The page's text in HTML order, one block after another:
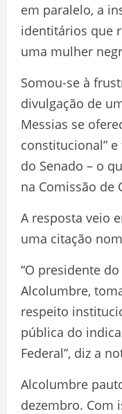
em paralelo, a
identitários que
uma mulher
Somou-se à
divulgação de
Messias se
constitucional”
do Senado – o
na Comissão de
A resposta veio
uma citação
“O presidente
Alcolumbre,
respeito
pública do
Federal”, diz a
Alcolumbre
dezembro. Com